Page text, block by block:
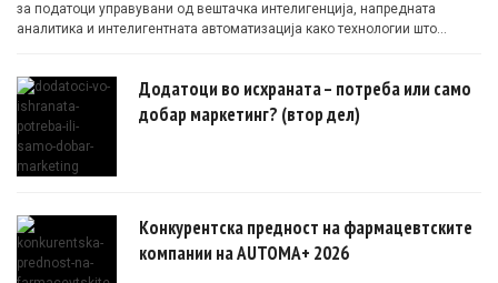
за податоци управувани од вештачка интелигенција, напредната
аналитика и интелигентната автоматизација како технологии што
Додатоци во исхраната – потреба или само
добар маркетинг? (втор дел)
Конкурентска предност на фармацевтските
компании на AUTOMA+ 2026